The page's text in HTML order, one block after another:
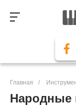
Главная /
Народные